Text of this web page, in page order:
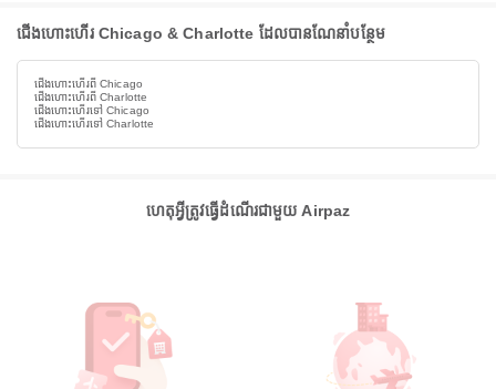
ជើងហោះហើរ Chicago & Charlotte ដែលបានណែនាំបន្ថែម
ជើងហោះហើរពី Chicago
ជើងហោះហើរពី Charlotte
ជើងហោះហើរទៅ Chicago
ជើងហោះហើរទៅ Charlotte
ហេតុអ្វីត្រូវធ្វើដំណើរជាមួយ Airpaz